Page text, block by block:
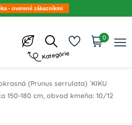
- overené zákazníkmi
Kategórie
0
(Prunus serrulata) ´KIKU
150-180 cm, obvod kmeňa: 10/12